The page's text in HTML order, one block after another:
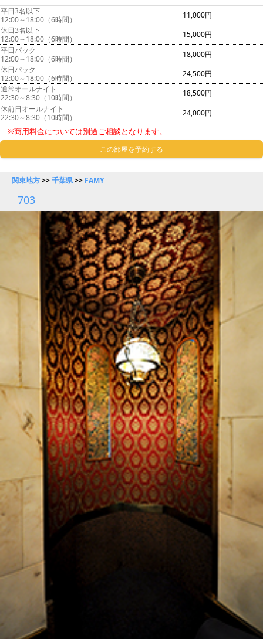
平日3名以下
12:00～18:00（6時間）
11,000円
休日3名以下
12:00～18:00（6時間）
15,000円
平日パック
12:00～18:00（6時間）
18,000円
休日パック
12:00～18:00（6時間）
24,500円
通常オールナイト
22:30～8:30（10時間）
18,500円
休前日オールナイト
22:30～8:30（10時間）
24,000円
※商用料金については別途ご相談となります。
この部屋を予約する
関東地方>>千葉県>> FAMY
703